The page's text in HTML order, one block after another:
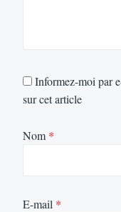
Informez-moi par
sur cet article
Nom *
E-mail *